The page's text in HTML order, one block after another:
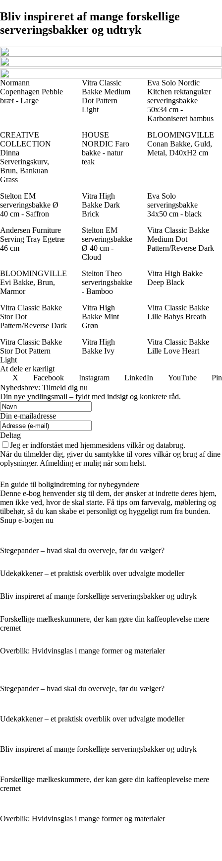
Bliv inspireret af mange forskellige
serveringsbakker og udtryk
Normann
Copenhagen Pebble
bræt - Large
Vitra Classic
Bakke Medium
Dot Pattern
Light
Eva Solo Nordic
Kitchen rektangulær
serveringsbakke
50x34 cm -
Karboniseret bambus
CREATIVE
COLLECTION
Dinna
Serveringskurv,
Brun, Bankuan
Grass
HOUSE
NORDIC Faro
bakke - natur
teak
BLOOMINGVILLE
Conan Bakke, Guld,
Metal, D40xH2 cm
Stelton EM
serveringsbakke Ø
40 cm - Saffron
Vitra High
Bakke Dark
Brick
Eva Solo
serveringsbakke
34x50 cm - black
Andersen Furniture
Serving Tray Egetræ
46 cm
Stelton EM
serveringsbakke
Ø 40 cm -
Cloud
Vitra Classic Bakke
Medium Dot
Pattern/Reverse Dark
BLOOMINGVILLE
Evi Bakke, Brun,
Marmor
Stelton Theo
serveringsbakke
- Bamboo
Vitra High Bakke
Deep Black
Vitra Classic Bakke
Stor Dot
Pattern/Reverse Dark
Vitra High
Bakke Mint
Grøn
Vitra Classic Bakke
Lille Babys Breath
Vitra Classic Bakke
Stor Dot Pattern
Light
Vitra High
Bakke Ivy
Vitra Classic Bakke
Lille Love Heart
At dele er kærligt
X
Facebook Instagram LinkedIn YouTube
Nyhedsbrev: Tilmeld dig nu
Din nye yndlingsmail – fyldt med indsigt og konkrete råd.
Din e-mailadresse
Deltag
Jeg er indforstået med hjemmesidens vilkår og databrug.
Når du tilmelder dig, giver du samtykke til vores vilkår og brug af dine
oplysninger. Afmelding er mulig når som helst.
En guide til boligindretning for nybegyndere
Denne e-bog henvender sig til dem, der ønsker at indrette deres hjem,
men ikke ved, hvor de skal starte. Få tips om farvevalg, møblering og
tilbehør, så du kan skabe et personligt og hyggeligt rum fra bunden.
Snup e-bogen nu
Stegepander – hvad skal du overveje, før du vælger?
Udekøkkener – et praktisk overblik over udvalgte modeller
Bliv inspireret af mange forskellige serveringsbakker og udtryk
Forskellige mælkeskummere, der kan gøre din kaffeoplevelse mere
cremet
Overblik: Hvidvinsglas i mange former og materialer
Stegepander – hvad skal du overveje, før du vælger?
Udekøkkener – et praktisk overblik over udvalgte modeller
Bliv inspireret af mange forskellige serveringsbakker og udtryk
Forskellige mælkeskummere, der kan gøre din kaffeoplevelse mere
cremet
Overblik: Hvidvinsglas i mange former og materialer